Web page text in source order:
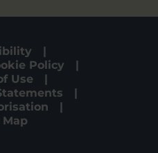
Policy
Use
Map